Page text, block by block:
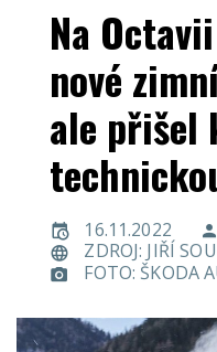
Na
nové
ale přišel
16.11.2022
ZDROJ: JIŘÍ
FOTO: ŠKODA